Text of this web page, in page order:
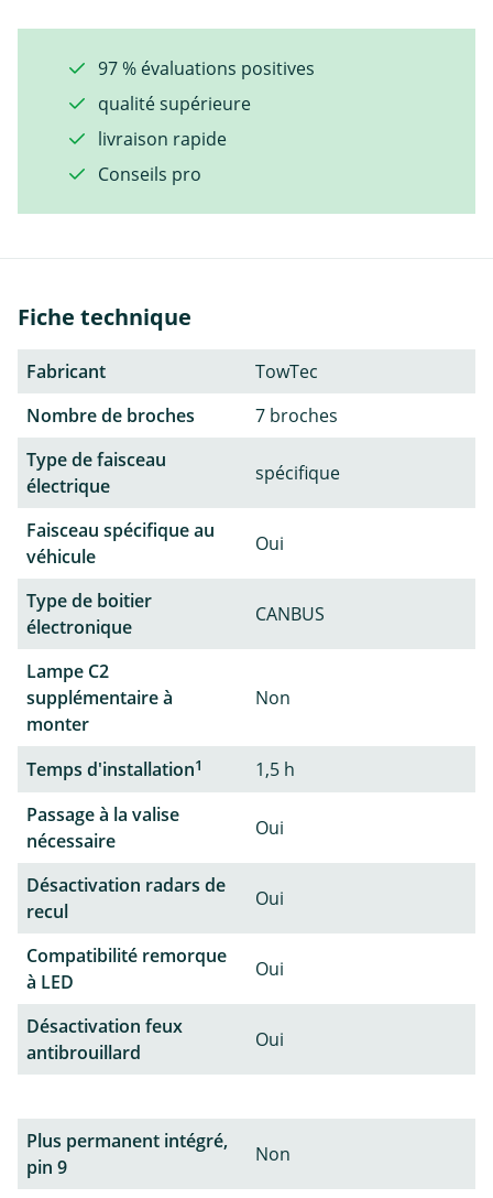
97 % évaluations positives
qualité supérieure
livraison rapide
Conseils pro
Fiche technique
Fabricant
TowTec
Nombre de broches
7 broches
Type de faisceau
électrique
spécifique
Faisceau spécifique au
véhicule
Oui
Type de boitier
électronique
CANBUS
Lampe C2
supplémentaire à
monter
Non
Temps d'installation1
1,5 h
Passage à la valise
nécessaire
Oui
Désactivation radars de
recul
Oui
Compatibilité remorque
à LED
Oui
Désactivation feux
antibrouillard
Oui
Plus permanent intégré,
pin 9
Non